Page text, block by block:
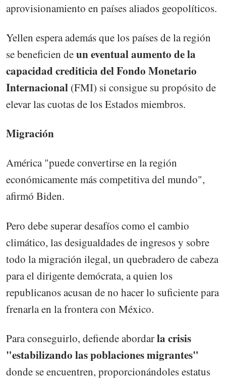
aprovisionamiento en países aliados geopolíticos.
Yellen espera además que los países de la región
se beneficien deun eventual aumento de la
capacidad crediticia del Fondo Monetario
Internacional (FMI) si consigue su propósito de
elevar las cuotas de los Estados miembros.
Migración
América "puede convertirse en la región
económicamente más competitiva del mundo",
afirmó Biden.
Pero debe superar desafíos como el cambio
climático, las desigualdades de ingresos y sobre
todo la migración ilegal, un quebradero de cabeza
para el dirigente demócrata, a quien los
republicanos acusan de no hacer lo suficiente para
frenarla en la frontera con México.
Para conseguirlo, defiende abordarla crisis
"estabilizando las poblaciones migrantes"
donde se encuentren, proporcionándoles estatus